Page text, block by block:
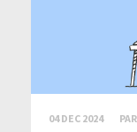
04 DEC 2024